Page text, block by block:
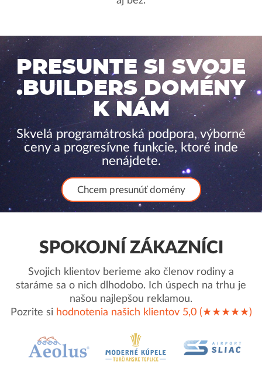
PRESUNTE SI SVOJE
.BUILDERS DOMÉNY
K NÁM
Skvelá programátroská podpora, výborné
ceny a progresívne funkcie, ktoré inde
nenájdete.
Chcem presunúť domény
SPOKOJNÍ ZÁKAZNÍCI
Svojich klientov berieme ako členov rodiny a
staráme sa o nich dlhodobo. Ich úspech na trhu je
našou najlepšou reklamou.
Pozrite si hodnotenia našich klientov 5,0 (★★★★★)